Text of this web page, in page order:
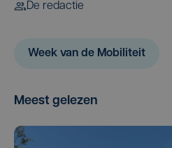
De redactie
Week van de Mobiliteit
Meest gelezen